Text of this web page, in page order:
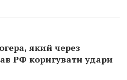
який через
РФ коригувати удари